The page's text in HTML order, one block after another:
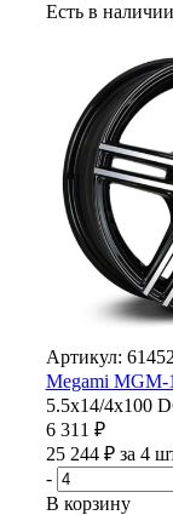
Есть в наличии
Артикул:
Megami MGM-
5.5x14/4x100
6 311 ₽
25 244 ₽ за 4
-
В корзину